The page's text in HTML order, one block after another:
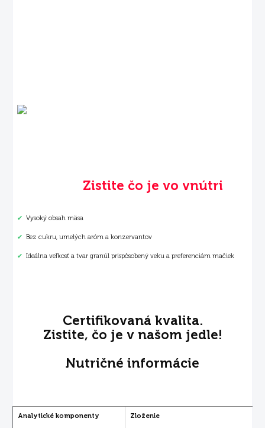
Zistite čo je vo vnútri
✔ Vysoký obsah mäsa
✔ Bez cukru, umelých aróm a konzervantov
✔ Ideálna veľkosť a tvar granúl prispôsobený veku a preferenciám mačiek
Certifikovaná kvalita.
Zistite, čo je v našom jedle!
Nutričné informácie
Analytické komponenty Zloženie